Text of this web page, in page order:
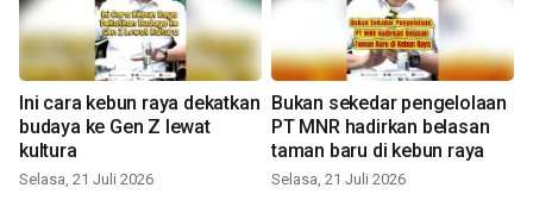
Ini cara kebun raya dekatkan
budaya ke Gen Z lewat
kultura
Selasa, 21 Juli 2026
Bukan sekedar pengelolaan
PT MNR hadirkan belasan
taman baru di kebun raya
Selasa, 21 Juli 2026